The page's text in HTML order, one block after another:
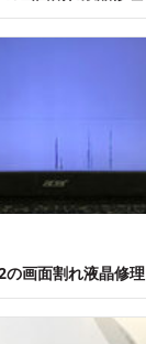
画面割れ液晶修理